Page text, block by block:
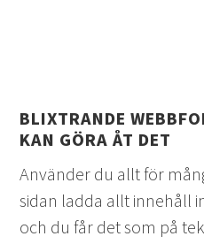
BLIXTRANDE
KAN GÖRA ÅT DET
Använder du allt för
sidan ladda allt innehåll
och du får det som på